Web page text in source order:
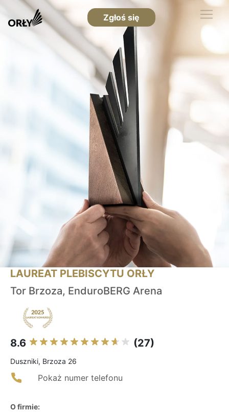
Zgłoś się
LAUREAT PLEBISCYTU ORŁY
Tor Brzoza, EnduroBERG Arena
8.6 (27)
Duszniki, Brzoza 26
Pokaż numer telefonu
O firmie: